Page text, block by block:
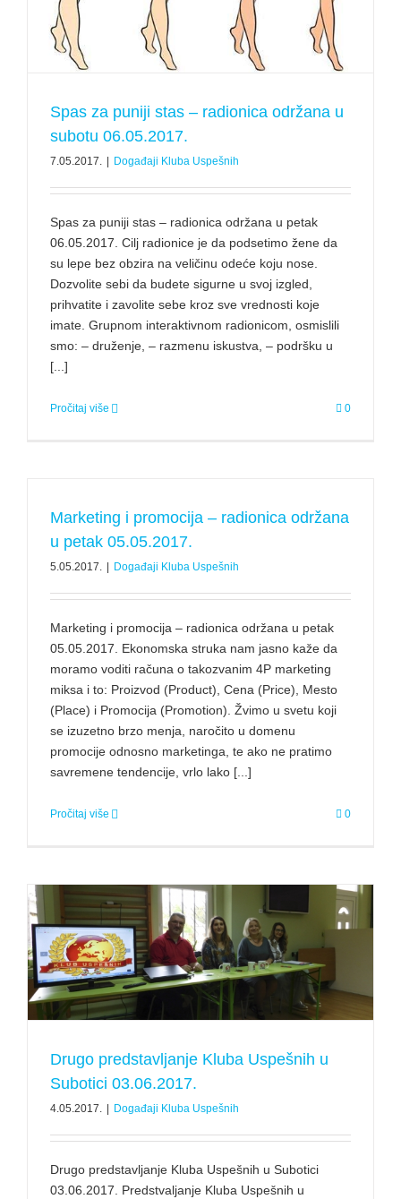
Spas za puniji stas – radionica održana u
subotu 06.05.2017.
7.05.2017. Događaji Kluba Uspešnih
Spas za puniji stas – radionica održana u petak
06.05.2017. Cilj radionice je da podsetimo žene da
su lepe bez obzira na veličinu odeće koju nose.
Dozvolite sebi da budete sigurne u svoj izgled,
prihvatite i zavolite sebe kroz sve vrednosti koje
imate. Grupnom interaktivnom radionicom, osmislili
smo: – druženje, – razmenu iskustva, – podršku u
[...]
Pročitaj više 0
Marketing i promocija – radionica održana
u petak 05.05.2017.
5.05.2017. Događaji Kluba Uspešnih
Marketing i promocija – radionica održana u petak
05.05.2017. Ekonomska struka nam jasno kaže da
moramo voditi računa o takozvanim 4P marketing
miksa i to: Proizvod (Product), Cena (Price), Mesto
(Place) i Promocija (Promotion). Žvimo u svetu koji
se izuzetno brzo menja, naročito u domenu
promocije odnosno marketinga, te ako ne pratimo
savremene tendencije, vrlo lako [...]
Pročitaj više 0
Drugo predstavljanje Kluba Uspešnih u
Subotici 03.06.2017.
4.05.2017. Događaji Kluba Uspešnih
Drugo predstavljanje Kluba Uspešnih u Subotici
03.06.2017. Predstvaljanje Kluba Uspešnih u